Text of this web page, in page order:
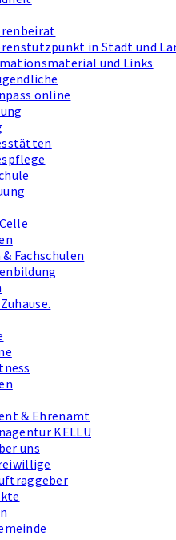
in Stadt und
und Links
online
Fachschulen
& Ehrenamt
KELLU
uns